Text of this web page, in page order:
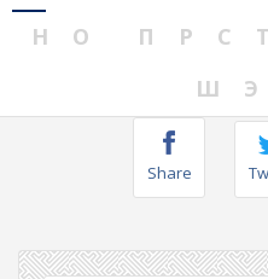
Н
О П Р С Т
Ш
Э
Share